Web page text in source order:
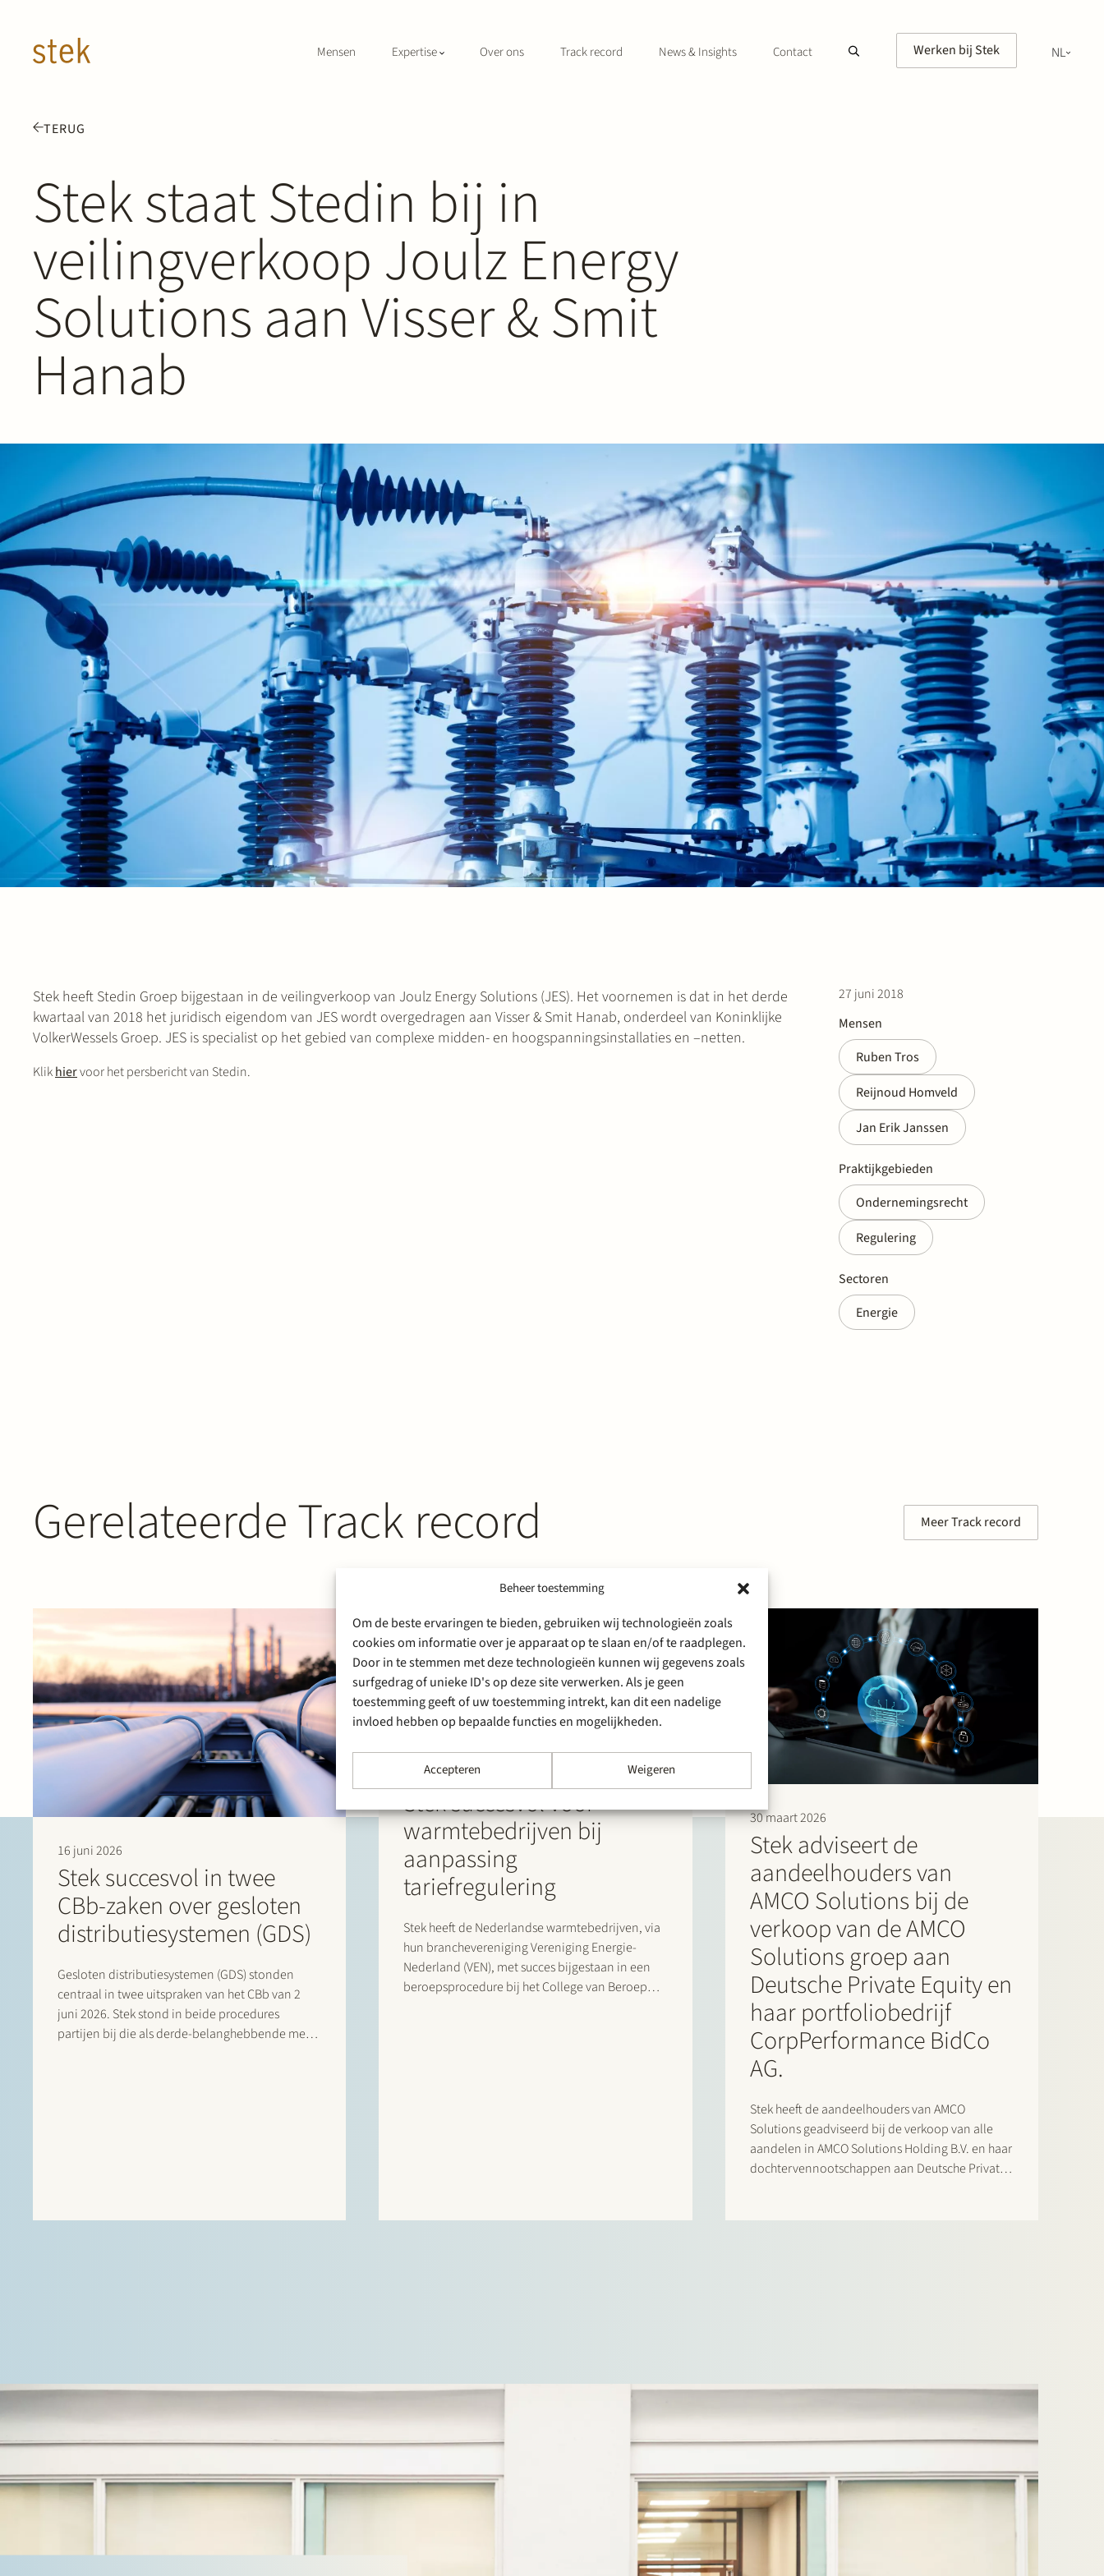
Beheer toestemming
Om de beste ervaringen te bieden, gebruiken wij technologieën zoals
cookies om informatie over je apparaat op te slaan en/of te raadplegen.
Door in te stemmen met deze technologieën kunnen wij gegevens zoals
surfgedrag of unieke ID's op deze site verwerken. Als je geen
toestemming geeft of uw toestemming intrekt, kan dit een nadelige
invloed hebben op bepaalde functies en mogelijkheden.
Accepteren Weigeren
Mensen Expertise Over ons Track record News & Insights Contact Werken bij Stek
NL
TERUG
Stek staat Stedin bij in
veilingverkoop Joulz Energy
Solutions aan Visser & Smit
Hanab
27 juni 2018
Mensen
Ruben Tros
Reijnoud Homveld
Jan Erik Janssen
Praktijkgebieden
Ondernemingsrecht
Regulering
Sectoren
Energie
Stek heeft Stedin Groep bijgestaan in de veilingverkoop van Joulz Energy Solutions (JES). Het voornemen is dat in het derde
kwartaal van 2018 het juridisch eigendom van JES wordt overgedragen aan Visser & Smit Hanab, onderdeel van Koninklijke
VolkerWessels Groep. JES is specialist op het gebied van complexe midden- en hoogspanningsinstallaties en –netten.
Klikhiervoor het persbericht van Stedin.
Gerelateerde Track record Meer Track record
16 juni 2026
Stek succesvol in twee
CBb-zaken over gesloten
distributiesystemen (GDS)
Gesloten distributiesystemen (GDS) stonden
centraal in twee uitspraken van het CBb van 2
juni 2026. Stek stond in beide procedures
partijen bij die als derde-belanghebbende met
20 april 2026
Stek succesvol voor
warmtebedrijven bij
aanpassing
tariefregulering
Stek heeft de Nederlandse warmtebedrijven, via
hun branchevereniging Vereniging Energie-
Nederland (VEN), met succes bijgestaan in een
beroepsprocedure bij het College van Beroep
30 maart 2026
Stek adviseert de
aandeelhouders van
AMCO Solutions bij de
verkoop van de AMCO
Solutions groep aan
Deutsche Private Equity en
haar portfoliobedrijf
CorpPerformance BidCo
AG.
Stek heeft de aandeelhouders van AMCO
Solutions geadviseerd bij de verkoop van alle
aandelen in AMCO Solutions Holding B.V. en haar
dochtervennootschappen aan Deutsche Private